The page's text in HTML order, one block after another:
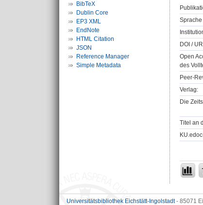
BibTeX
Dublin Core
EP3 XML
EndNote
HTML Citation
JSON
Reference Manager
Simple Metadata
DOI /
Open
des
Peer-
Verlag:
Die
Titel an
Universitätsbibliothek Eichstätt-Ingolstadt- 85071